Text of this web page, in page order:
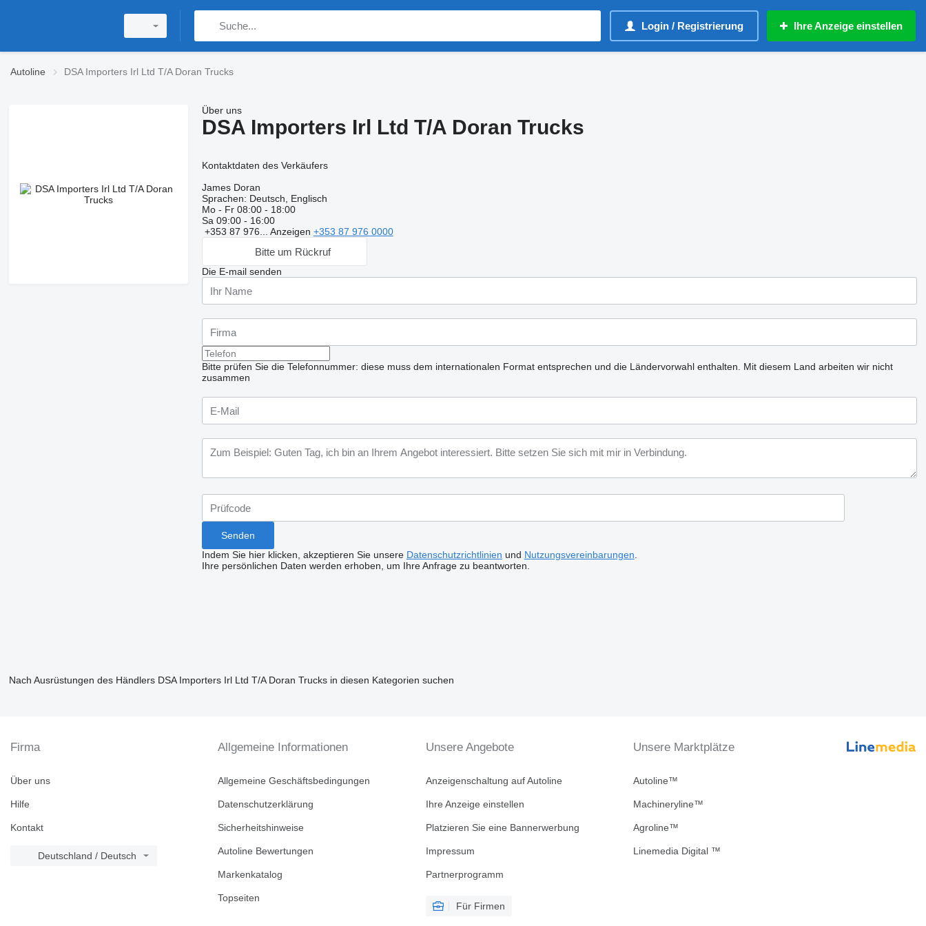
Login / Registrierung Ihre Anzeige einstellen
Autoline DSA Importers Irl Ltd T/A Doran Trucks
Über uns
DSA Importers Irl Ltd T/A Doran Trucks
Kontaktdaten des Verkäufers
James Doran
Sprachen: Deutsch, Englisch
Mo - Fr 08:00 - 18:00
Sa 09:00 - 16:00
+353 87 976... Anzeigen +353 87 976 0000
Bitte um Rückruf
Die E-mail senden
Bitte prüfen Sie die Telefonnummer: diese muss dem internationalen Format entsprechen und die Ländervorwahl enthalten.
Mit diesem Land arbeiten wir nicht
zusammen
Indem Sie hier klicken, akzeptieren Sie unsere Datenschutzrichtlinien und Nutzungsvereinbarungen
Ihre persönlichen Daten werden erhoben, um Ihre Anfrage zu beantworten.
Nach Ausrüstungen des Händlers DSA Importers Irl Ltd T/A Doran Trucks in diesen Kategorien suchen
Firma
Über uns
Hilfe
Kontakt
Deutschland / Deutsch
Allgemeine Informationen
Allgemeine Geschäftsbedingungen
Datenschutzerklärung
Sicherheitshinweise
Autoline Bewertungen
Markenkatalog
Topseiten
Unsere Angebote
Anzeigenschaltung auf Autoline
Ihre Anzeige einstellen
Platzieren Sie eine Bannerwerbung
Impressum
Partnerprogramm
Für Firmen
Unsere Marktplätze
Autoline™
Machineryline™
Agroline™
Linemedia Digital ™